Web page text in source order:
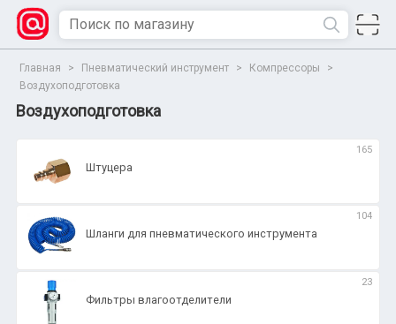
Главная > Пневматический инструмент > Компрессоры
>
Воздухоподготовка
Воздухоподготовка
Штуцера
165
Шланги для пневматического инструмента
104
Фильтры влагоотделители
23